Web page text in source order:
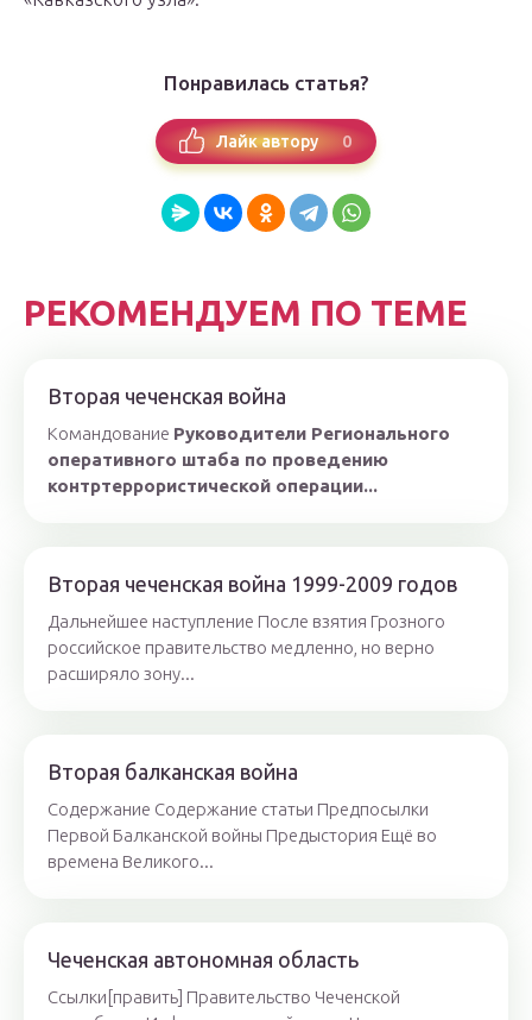
Понравилась статья?
Лайк автору 0
РЕКОМЕНДУЕМ ПО ТЕМЕ
Вторая чеченская война
Командование Руководители Регионального
оперативного штаба по проведению
контртеррористической операции...
Вторая чеченская война 1999-2009 годов
Дальнейшее наступление После взятия Грозного
российское правительство медленно, но верно
расширяло зону...
Вторая балканская война
Содержание Содержание статьи Предпосылки
Первой Балканской войны Предыстория Ещё во
времена Великого...
Чеченская автономная область
Ссылки[править] Правительство Чеченской